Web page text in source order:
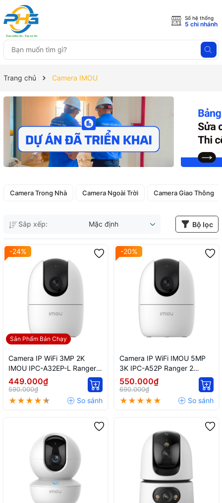
Số hệ thống
5 chi nhánh
Trang chủ Camera IMOU
Camera Trong Nhà Camera Ngoài Trời Camera Giao Thông
Sắp xếp: Mặc định Bộ lọc
Sản Phẩm Bán Chạy
-24%
Camera IP WiFi 3MP 2K
IMOU IPC-A32EP-L Ranger 2
Trong Nhà Quay Quét
449.000₫
590.000₫
-20%
Camera IP WiFi IMOU 5MP
3K IPC-A52P Ranger 2
Trong Nhà Quay Quét
550.000₫
690.000₫